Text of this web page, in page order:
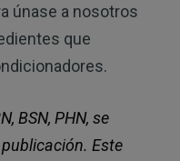
únase a nosotros
que
BSN, PHN, se
Este